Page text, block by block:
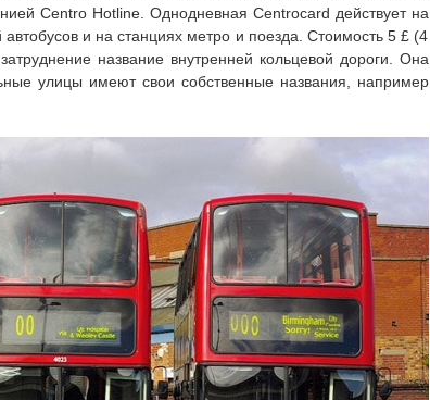
Centro Hotline. Однодневная Centrocard действует на
и на станциях метро и поезда. Стоимость 5 £ (4
название внутренней кольцевой дороги. Она
улицы имеют свои собственные названия, например